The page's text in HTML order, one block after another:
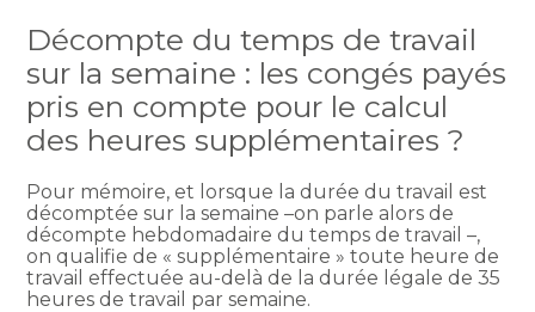
Décompte du temps de travail
sur la semaine : les congés payés
pris en compte pour le calcul
des heures supplémentaires ?
Pour mémoire, et lorsque la durée du travail est
décomptée sur la semaine –on parle alors de
décompte hebdomadaire du temps de travail –,
on qualifie de « supplémentaire » toute heure de
travail effectuée au-delà de la durée légale de 35
heures de travail par semaine.